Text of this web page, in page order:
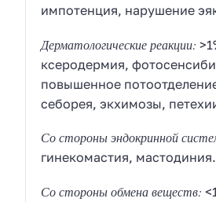
импотенция, нарушение
Дерматологические реакции:
ксеродермия,
повышенное
себорея, экхимозы,
Со стороны эндокринной
гинекомастия, мастодиния.
Со стороны обмена веществ: